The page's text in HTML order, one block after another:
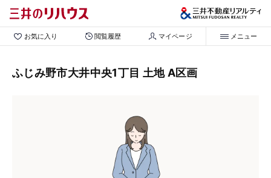
お気に入り 閲覧履歴 マイページ メニュー
ふじみ野市大井中央1丁目 土地 A区画